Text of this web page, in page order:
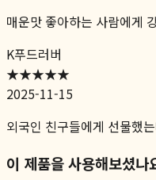
매운맛 좋아하는 사람에게
K푸드러버
★★★★★
2025-11-15
외국인 친구들에게 선물했
이 제품을 사용해보셨나